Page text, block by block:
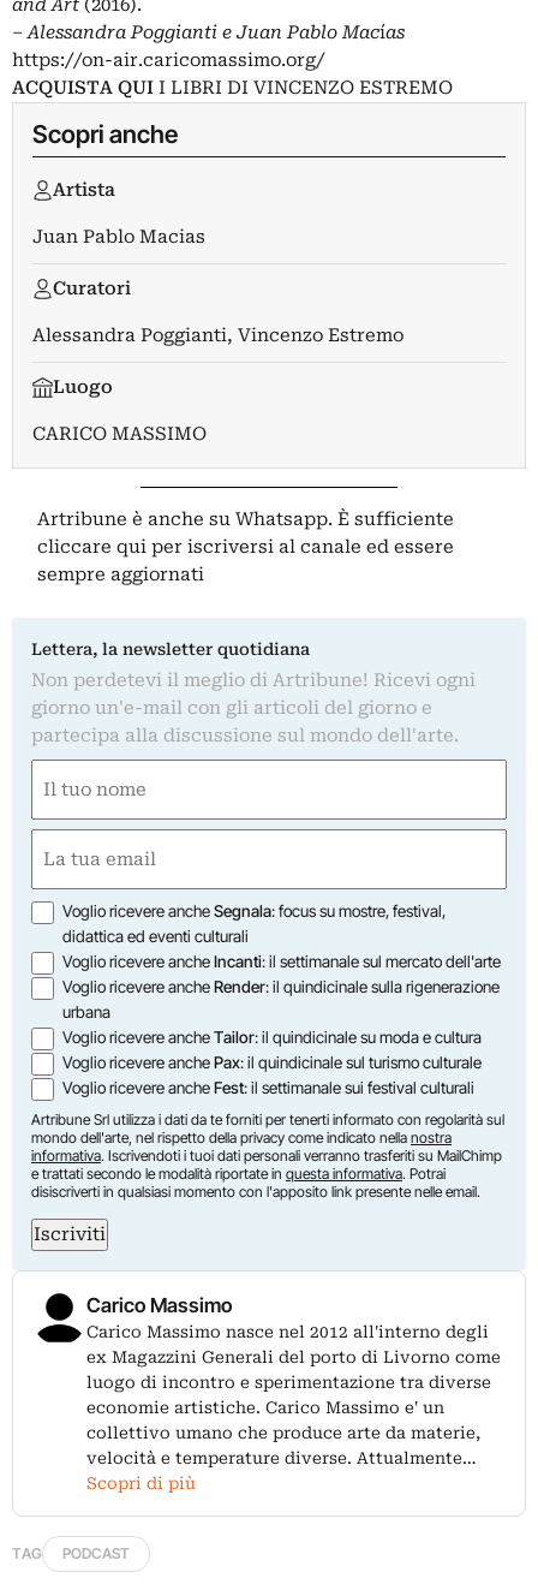
and Art (2016).
– Alessandra Poggianti e Juan Pablo Macías
https://on-air.caricomassimo.org/
ACQUISTA QUI I LIBRI DI VINCENZO ESTREMO
Scopri anche
Artista
Juan Pablo Macias
Curatori
Alessandra Poggianti, Vincenzo Estremo
Luogo
CARICO MASSIMO
Artribune è anche su Whatsapp. È sufficiente
cliccare qui per iscriversi al canale ed essere
sempre aggiornati
Lettera, la newsletter quotidiana
Non perdetevi il meglio di Artribune! Ricevi ogni
giorno un'e-mail con gli articoli del giorno e
partecipa alla discussione sul mondo dell'arte.
(Required)
First
(Required)
Opzioni
Voglio ricevere ancheSegnala: focus su mostre, festival,
didattica ed eventi culturali
Voglio ricevere ancheIncanti: il settimanale sul mercato dell'arte
Voglio ricevere ancheRender: il quindicinale sulla rigenerazione
urbana
Voglio ricevere ancheTailor: il quindicinale su moda e cultura
Voglio ricevere anchePax: il quindicinale sul turismo culturale
Voglio ricevere ancheFest: il settimanale sui festival culturali
Artribune Srl utilizza i dati da te forniti per tenerti informato con regolarità sul
mondo dell'arte, nel rispetto della privacy come indicato nella nostra
informativa. Iscrivendoti i tuoi dati personali verranno trasferiti su MailChimp
e trattati secondo le modalità riportate in questa informativa. Potrai
disiscriverti in qualsiasi momento con l'apposito link presente nelle email.
Iscriviti
Carico Massimo
Carico Massimo nasce nel 2012 all'interno degli
ex Magazzini Generali del porto di Livorno come
luogo di incontro e sperimentazione tra diverse
economie artistiche. Carico Massimo e' un
collettivo umano che produce arte da materie,
velocità e temperature diverse. Attualmente…
Scopri di più
TAG PODCAST